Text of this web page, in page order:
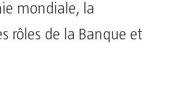
mondiale, la
rôles de la Banque et